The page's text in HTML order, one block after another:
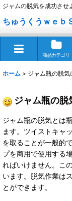
ジャムの脱気を成功させ
ちゅうくうｗｅｂ
商品カテゴリ
ホーム > ジャム瓶の脱気
ジャム瓶の脱
ジャム瓶の脱気とは
ます。ツイストキャ
を取ることが一般的
プを商用で使用する
ればいけません。こ
います。脱気作業は
とができます。